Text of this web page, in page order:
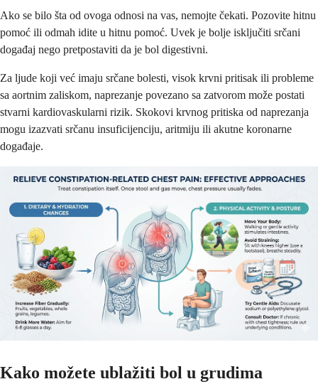
Ako se bilo šta od ovoga odnosi na vas, nemojte čekati. Pozovite hitnu
pomoć ili odmah idite u hitnu pomoć. Uvek je bolje isključiti srčani
događaj nego pretpostaviti da je bol digestivni.
Za ljude koji već imaju srčane bolesti, visok krvni pritisak ili probleme
sa aortnim zaliskom, naprezanje povezano sa zatvorom može postati
stvarni kardiovaskularni rizik. Skokovi krvnog pritiska od naprezanja
mogu izazvati srčanu insuficijenciju, aritmiju ili akutne koronarne
događaje.
Kako možete ublažiti bol u grudima